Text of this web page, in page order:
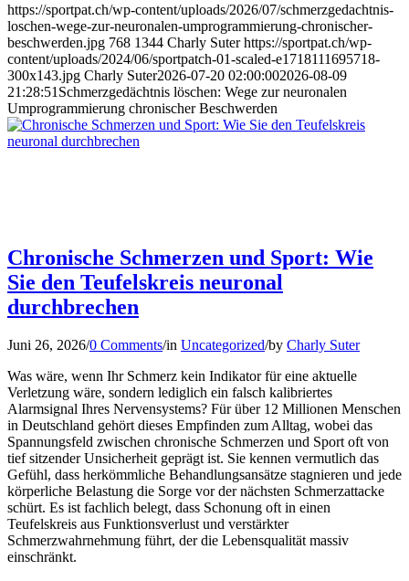
https://sportpat.ch/wp-content/uploads/2026/07/schmerzgedachtnis-
loschen-wege-zur-neuronalen-umprogrammierung-chronischer-
beschwerden.jpg 768 1344 Charly Suter https://sportpat.ch/wp-
content/uploads/2024/06/sportpatch-01-scaled-e1718111695718-
300x143.jpg Charly Suter2026-07-20 02:00:002026-08-09
21:28:51 Schmerzgedächtnis löschen: Wege zur neuronalen
Umprogrammierung chronischer Beschwerden
Chronische Schmerzen und Sport: Wie
Sie den Teufelskreis neuronal
durchbrechen
Juni 26, 2026/0 Comments/in Uncategorized/by Charly Suter
Was wäre, wenn Ihr Schmerz kein Indikator für eine aktuelle
Verletzung wäre, sondern lediglich ein falsch kalibriertes
Alarmsignal Ihres Nervensystems? Für über 12 Millionen Menschen
in Deutschland gehört dieses Empfinden zum Alltag, wobei das
Spannungsfeld zwischen chronische Schmerzen und Sport oft von
tief sitzender Unsicherheit geprägt ist. Sie kennen vermutlich das
Gefühl, dass herkömmliche Behandlungsansätze stagnieren und jede
körperliche Belastung die Sorge vor der nächsten Schmerzattacke
schürt. Es ist fachlich belegt, dass Schonung oft in einen
Teufelskreis aus Funktionsverlust und verstärkter
Schmerzwahrnehmung führt, der die Lebensqualität massiv
einschränkt.